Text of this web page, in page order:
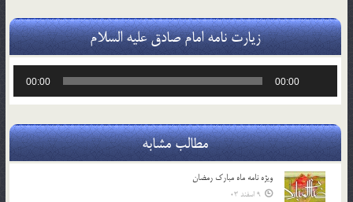
زیارت نامه امام صادق علیه السلام
00:00
00:00
مطالب مشابه
ویژه نامه ماه مبارک رمضان
9 اسفند 03